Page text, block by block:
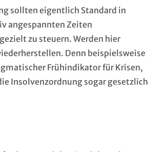
sollten eigentlich Standard in
angespannten Zeiten
zu steuern. Werden hier
Denn beispielsweise
Frühindikator für Krisen,
Insolvenzordnung sogar gesetzlich